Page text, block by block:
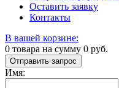
Оставить заявку
Контакты
В вашей корзине:
0 товара на сумму 0 руб.
Отправить запрос
Имя: